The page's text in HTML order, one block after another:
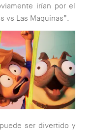
irían por el
vs Las Maquinas”.
ser divertido y